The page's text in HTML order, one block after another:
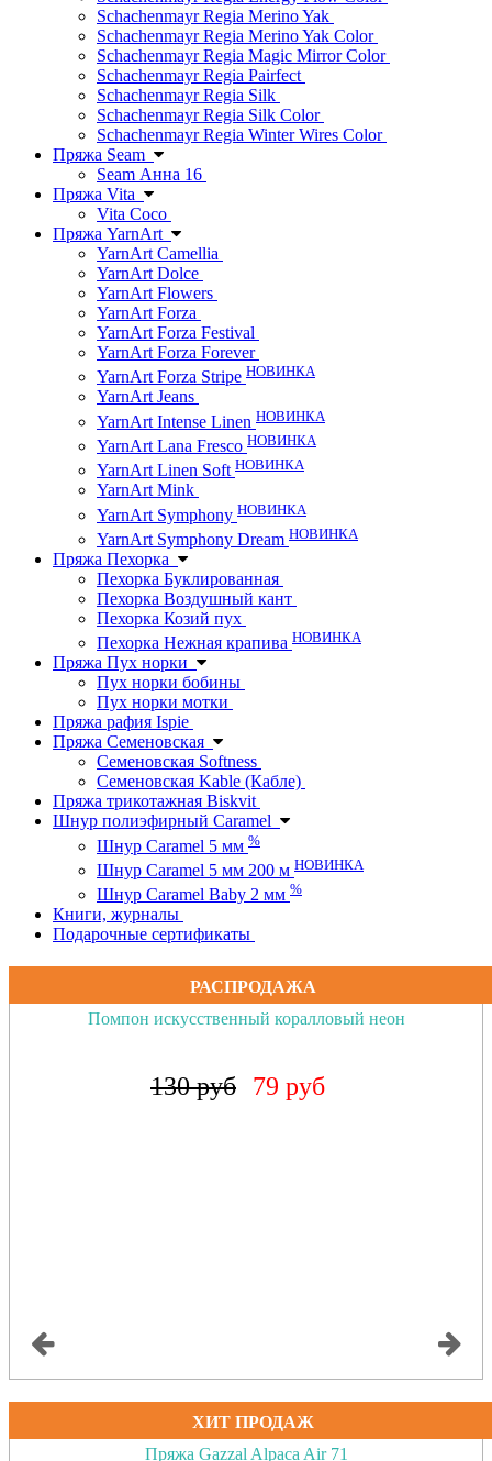
Schachenmayr Regia Merino Yak
Schachenmayr Regia Merino Yak Color
Schachenmayr Regia Magic Mirror Color
Schachenmayr Regia Pairfect
Schachenmayr Regia Silk
Schachenmayr Regia Silk Color
Schachenmayr Regia Winter Wires Color
Пряжа Seam
Seam Анна 16
Пряжа Vita
Vita Coco
Пряжа YarnArt
YarnArt Camellia
YarnArt Dolce
YarnArt Flowers
YarnArt Forza
YarnArt Forza Festival
YarnArt Forza Forever
YarnArt Forza Stripe НОВИНКА
YarnArt Jeans
YarnArt Intense Linen НОВИНКА
YarnArt Lana Fresco НОВИНКА
YarnArt Linen Soft НОВИНКА
YarnArt Mink
YarnArt Symphony НОВИНКА
YarnArt Symphony Dream НОВИНКА
Пряжа Пехорка
Пехорка Буклированная
Пехорка Воздушный кант
Пехорка Козий пух
Пехорка Нежная крапива НОВИНКА
Пряжа Пух норки
Пух норки бобины
Пух норки мотки
Пряжа рафия Ispie
Пряжа Семеновская
Семеновская Softness
Семеновская Kable (Кабле)
Пряжа трикотажная Biskvit
Шнур полиэфирный Caramel
Шнур Caramel 5 мм %
Шнур Caramel 5 мм 200 м НОВИНКА
Шнур Caramel Baby 2 мм %
Книги, журналы
Подарочные сертификаты
РАСПРОДАЖА
Помпон искусственный коралловый неон
130 руб 79 руб
ХИТ ПРОДАЖ
Пряжа Gazzal Alpaca Air 71